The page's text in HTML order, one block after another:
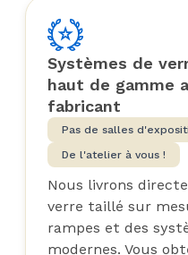
Systèmes de
haut de gamme
fabricant
Pas de salles
De l'atelier à vous !
Nous livrons
verre taillé sur
rampes et des
modernes. Vous